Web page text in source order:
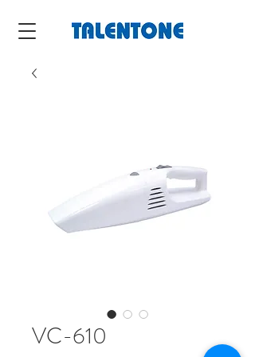
VC-610